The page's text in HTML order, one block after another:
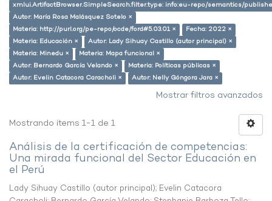
xmlui.ArtifactBrowser.SimpleSearch.filter.type: info:eu-repo/semantics/
Autor: María Rosa Malásquez Sotelo ×
Materia: http://purl.org/pe-repo/ocde/ford#5.03.01 ×
Fecha: 2022 ×
Materia: Educación ×
Autor: Lady Sihuay Castillo (autor principal) ×
Materia: Minedu ×
Materia: Mapa funcional ×
Autor: Bernardo García Velando ×
Materia: Políticas públicas ×
Autor: Evelin Catacora Caracholi ×
Autor: Nelly Góngora Jara ×
Mostrar filtros avanzados
Mostrando ítems 1-1 de 1
Análisis de la certificación de competencias:
Una mirada funcional del Sector Educación en
el Perú
Lady Sihuay Castillo (autor principal); Evelin Catacora